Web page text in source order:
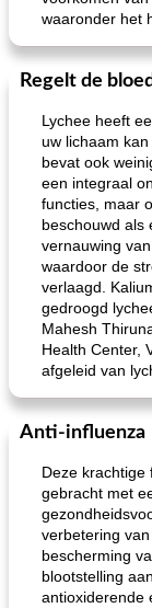
loco mokka
waaronder het
Regelt de
Lychee heeft
uw lichaam
bevat ook
een integraal
functies, maar
beschouwd als
vernauwing
waardoor de
verlaagd.
gedroogd
Mahesh
Health Center,
afgeleid van
Anti-influenza
Deze krachtige
gebracht met
verbetering
bescherming
blootstelling
antioxiderende